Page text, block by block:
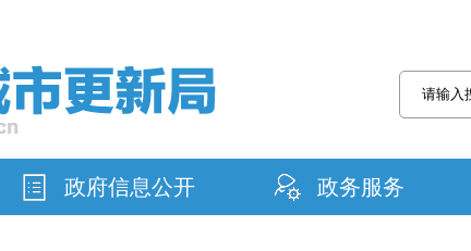
政府信息公开 政务服务